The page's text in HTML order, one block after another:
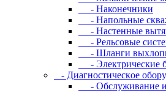
- Наконечники
- Напольные
- Настенные
- Рельсовые
- Шланги
- Электрические
- Диaгнocтичecкoe
- Oбcлуживaниe